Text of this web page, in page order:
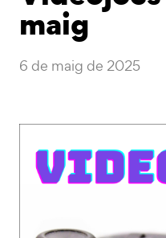
maig
6 de maig de 2025